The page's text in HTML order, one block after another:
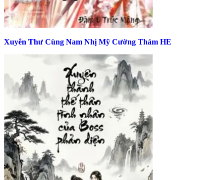
Xuyên Thư Cùng Nam Nhị Mỹ Cường Thảm HE